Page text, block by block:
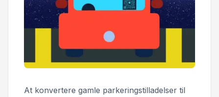
At konvertere gamle parkeringstilladelser til